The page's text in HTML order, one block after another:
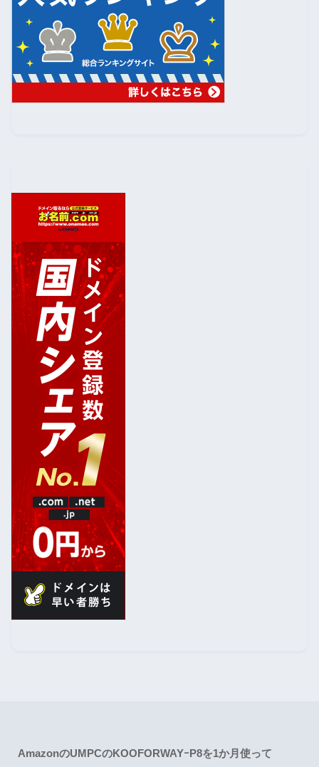
AmazonのUMPCのKOOFORWAYｰP8を1か月使って